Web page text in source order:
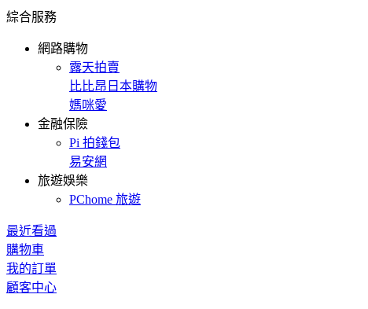
綜合服務
網路購物
露天拍賣
比比昂日本購物
媽咪愛
金融保險
Pi 拍錢包
易安網
旅遊娛樂
PChome 旅遊
最近看過
購物車
我的訂單
顧客中心